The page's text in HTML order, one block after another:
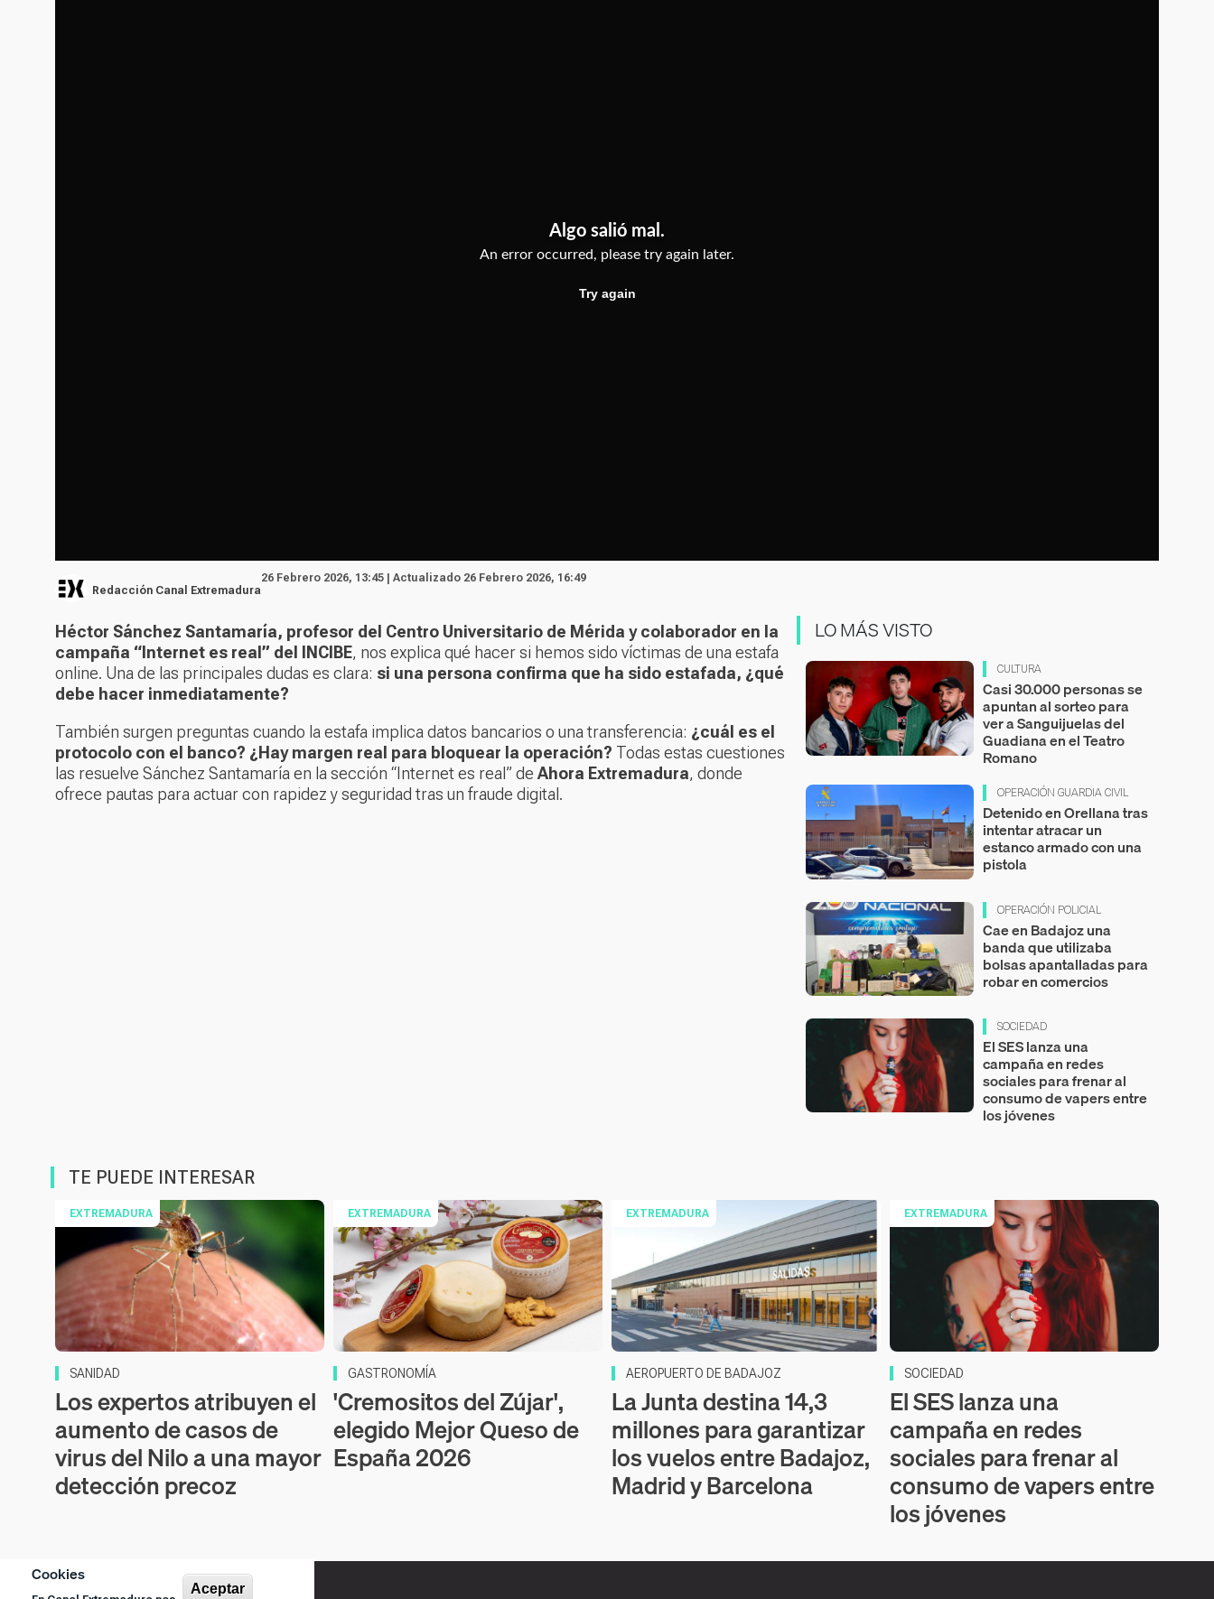
Cookies
Aceptar
Redacción Canal Extremadura
26 Febrero 2026, 13:45 | Actualizado 26 Febrero 2026, 16:49
Héctor Sánchez Santamaría, profesor del Centro Universitario de Mérida y colaborador en la
campaña “Internet es real” del INCIBE, nos explica qué hacer si hemos sido víctimas de una estafa
online. Una de las principales dudas es clara: si una persona confirma que ha sido estafada, ¿qué
debe hacer inmediatamente?
También surgen preguntas cuando la estafa implica datos bancarios o una transferencia: ¿cuál es el
protocolo con el banco? ¿Hay margen real para bloquear la operación? Todas estas cuestiones
las resuelve Sánchez Santamaría en la sección “Internet es real” de Ahora Extremadura, donde
ofrece pautas para actuar con rapidez y seguridad tras un fraude digital.
LO MÁS VISTO
CULTURA
Casi 30.000 personas se
apuntan al sorteo para
ver a Sanguijuelas del
Guadiana en el Teatro
Romano
OPERACIÓN GUARDIA CIVIL
Detenido en Orellana tras
intentar atracar un
estanco armado con una
pistola
OPERACIÓN POLICIAL
Cae en Badajoz una
banda que utilizaba
bolsas apantalladas para
robar en comercios
SOCIEDAD
El SES lanza una
campaña en redes
sociales para frenar al
consumo de vapers entre
los jóvenes
TE PUEDE INTERESAR
EXTREMADURA
SANIDAD
Los expertos atribuyen el
aumento de casos de
virus del Nilo a una mayor
detección precoz
EXTREMADURA
GASTRONOMÍA
'Cremositos del Zújar',
elegido Mejor Queso de
España 2026
EXTREMADURA
AEROPUERTO DE BADAJOZ
La Junta destina 14,3
millones para garantizar
los vuelos entre Badajoz,
Madrid y Barcelona
EXTREMADURA
SOCIEDAD
El SES lanza una
campaña en redes
sociales para frenar al
consumo de vapers entre
los jóvenes